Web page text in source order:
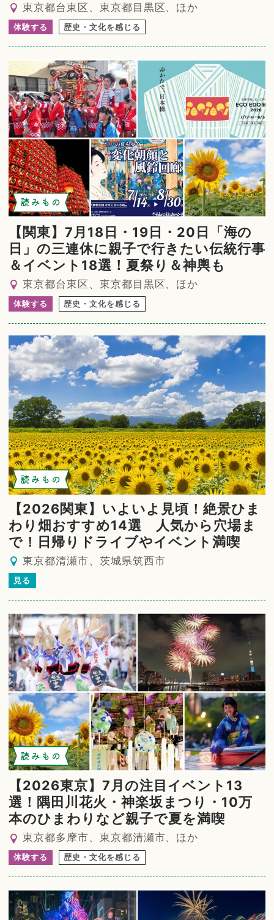
東京都台東区、東京都目黒区、ほか
体験する 歴史・文化を感じる
読みもの
【関東】7月18日・19日・20日「海の
日」の三連休に親子で行きたい伝統行事
＆イベント18選！夏祭り＆神輿も
東京都台東区、東京都目黒区、ほか
体験する 歴史・文化を感じる
読みもの
【2026関東】いよいよ見頃！絶景ひま
わり畑おすすめ14選 人気から穴場ま
で！日帰りドライブやイベント満喫
東京都清瀬市、茨城県筑西市
見る
読みもの
【2026東京】7月の注目イベント13
選！隅田川花火・神楽坂まつり・10万
本のひまわりなど親子で夏を満喫
東京都多摩市、東京都清瀬市、ほか
体験する 歴史・文化を感じる